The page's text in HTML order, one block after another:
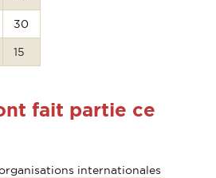
30
15
fait partie ce
internationales